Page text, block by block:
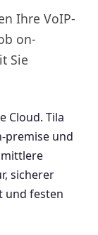
Ihre VoIP-
on-
Sie
Cloud. Tila
premise und
sicherer
und festen